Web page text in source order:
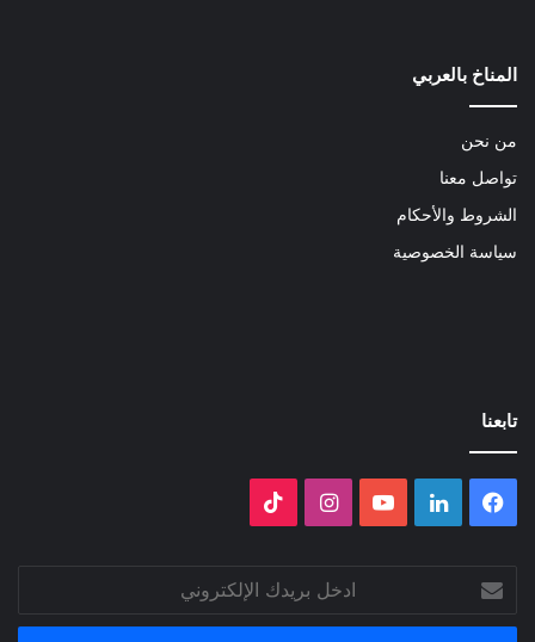
المناخ بالعربي
من نحن
تواصل معنا
الشروط والأحكام
سياسة الخصوصية
تابعنا
فيسبوك لينكدإن ‫YouTubeانستقرام
بريدك
الإلكتروني